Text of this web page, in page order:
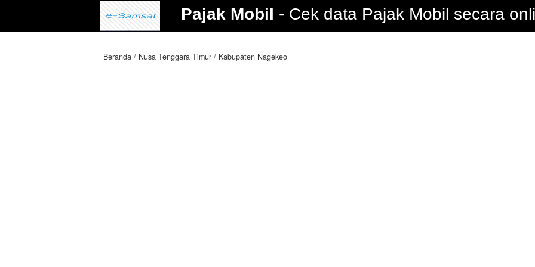
Pajak Mobil Cek data Pajak Mobil secara
Beranda Nusa Tenggara Timur Kabupaten Nagekeo